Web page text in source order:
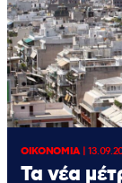
ΟΙΚΟΝΟΜΙΑ|
Τα νέα